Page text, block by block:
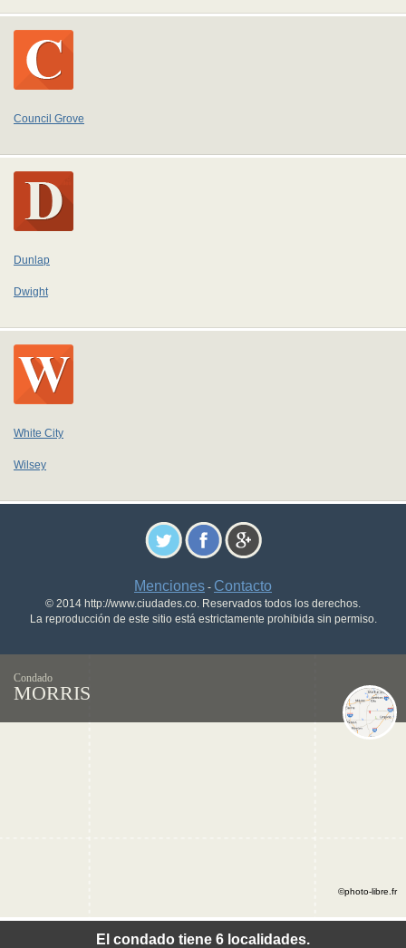
Council Grove
Dunlap
Dwight
White City
Wilsey
Menciones - Contacto
© 2014 http://www.ciudades.co. Reservados todos los derechos.
La reproducción de este sitio está estrictamente prohibida sin permiso.
Condado
MORRIS
El condado tiene 6 localidades.
©photo-libre.fr